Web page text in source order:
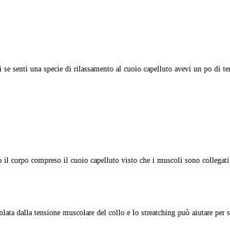
senti una specie di rilassamento al cuoio capelluto avevi un po di
corpo compreso il cuoio capelluto visto che i muscoli sono
dalla tensione muscolare del collo e lo streatching può aiutare per